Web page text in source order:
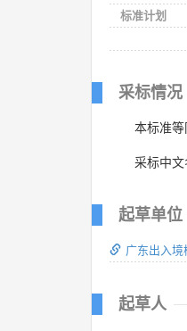
标准计划
采标情况
本标准等
采标中文
起草单位
广东出入境
起草人